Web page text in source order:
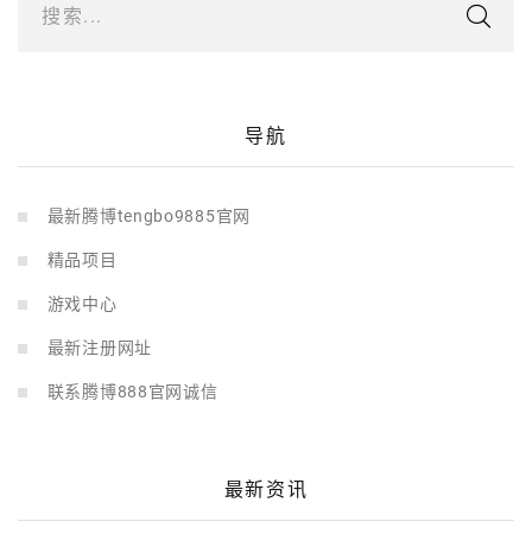
搜索...
导航
最新腾博tengbo9885官网
精品项目
游戏中心
最新注册网址
联系腾博888官网诚信
最新资讯